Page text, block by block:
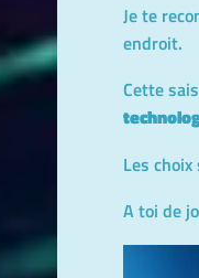
Je te
endroit.
Cette
Les
A toi de